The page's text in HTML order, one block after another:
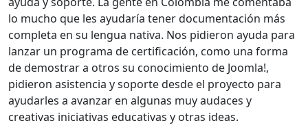
lo mucho que les ayudaría tener documentación más
completa en su lengua nativa. Nos pidieron ayuda para
lanzar un programa de certificación, como una forma
de demostrar a otros su conocimiento de Joomla!,
pidieron asistencia y soporte desde el proyecto para
ayudarles a avanzar en algunas muy audaces y
creativas iniciativas educativas y otras ideas.